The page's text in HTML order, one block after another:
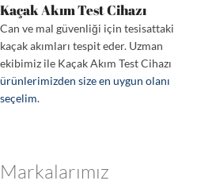
Kaçak Akım Test Cihazı
Can ve mal güvenliği için tesisattaki
kaçak akımları tespit eder. Uzman
ekibimiz ile Kaçak Akım Test Cihazı
ürünlerimizden size en uygun olanı
seçelim.
Markalarımız